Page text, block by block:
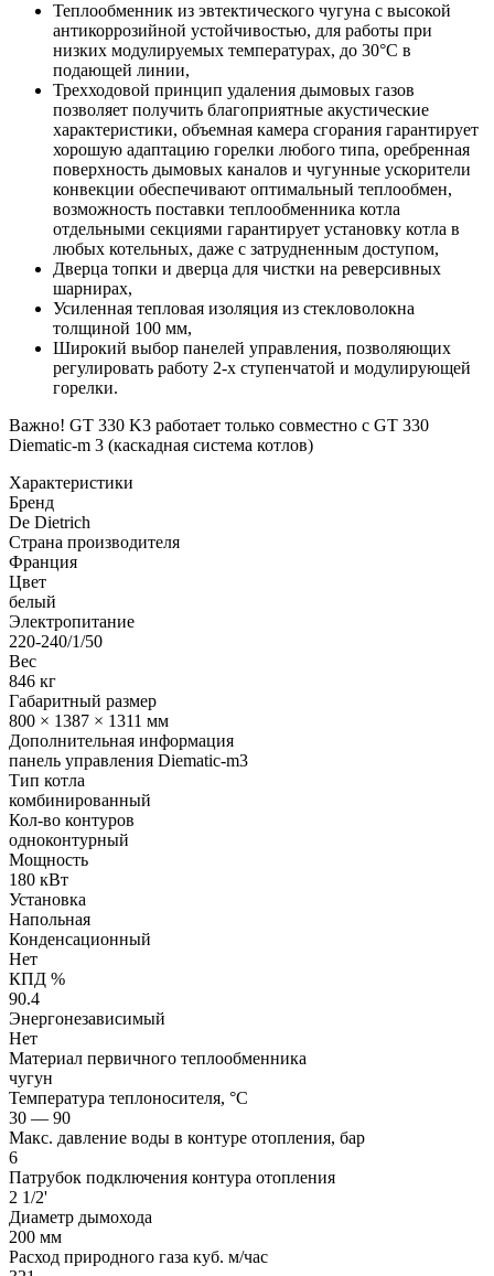
Теплообменник из эвтектического чугуна с высокой
антикоррозийной устойчивостью, для работы при
низких модулируемых температурах, до 30°C в
подающей линии,
Трехходовой принцип удаления дымовых газов
позволяет получить благоприятные акустические
характеристики, объемная камера сгорания гарантирует
хорошую адаптацию горелки любого типа, оребренная
поверхность дымовых каналов и чугунные ускорители
конвекции обеспечивают оптимальный теплообмен,
возможность поставки теплообменника котла
отдельными секциями гарантирует установку котла в
любых котельных, даже с затрудненным доступом,
Дверца топки и дверца для чистки на реверсивных
шарнирах,
Усиленная тепловая изоляция из стекловолокна
толщиной 100 мм,
Широкий выбор панелей управления, позволяющих
регулировать работу 2-х ступенчатой и модулирующей
горелки.
Важно! GT 330 K3 работает только совместно с GT 330
Diematic-m 3 (каскадная система котлов)
Характеристики
Бренд
De Dietrich
Страна производителя
Франция
Цвет
белый
Электропитание
220-240/1/50
Вес
846 кг
Габаритный размер
800 × 1387 × 1311 мм
Дополнительная информация
панель управления Diematic-m3
Тип котла
комбинированный
Кол-во контуров
одноконтурный
Мощность
180 кВт
Установка
Напольная
Конденсационный
Нет
КПД %
90.4
Энергонезависимый
Нет
Материал первичного теплообменника
чугун
Температура теплоносителя, °С
30 — 90
Макс. давление воды в контуре отопления, бар
6
Патрубок подключения контура отопления
2 1/2'
Диаметр дымохода
200 мм
Расход природного газа куб. м/час